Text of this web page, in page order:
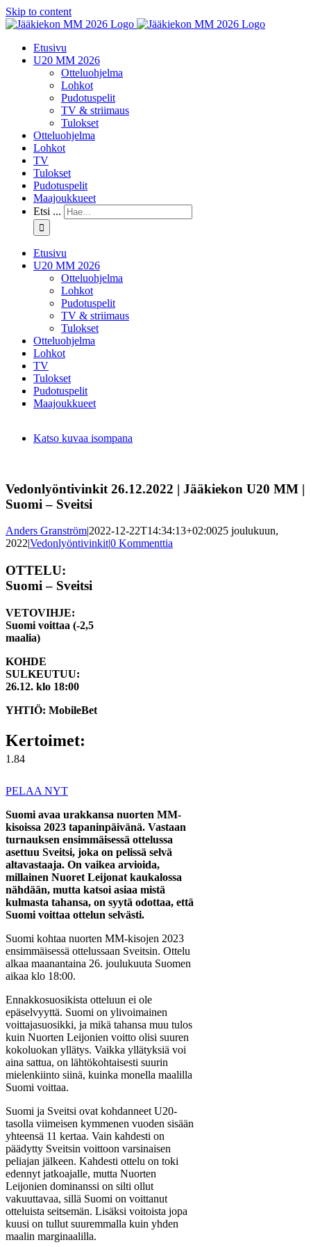
Skip to content
Etusivu
U20 MM 2026
Otteluohjelma
Lohkot
Pudotuspelit
TV & striimaus
Tulokset
Otteluohjelma
Lohkot
TV
Tulokset
Pudotuspelit
Maajoukkueet
Etsi ...
Etusivu
U20 MM 2026
Otteluohjelma
Lohkot
Pudotuspelit
TV & striimaus
Tulokset
Otteluohjelma
Lohkot
TV
Tulokset
Pudotuspelit
Maajoukkueet
Katso kuvaa isompana
Vedonlyöntivinkit 26.12.2022 | Jääkiekon U20 MM |
Suomi – Sveitsi
Anders Granström|2022-12-22T14:34:13+02:0025 joulukuun,
2022|Vedonlyöntivinkit|0 Kommenttia
OTTELU:
Suomi – Sveitsi
VETOVIHJE:
Suomi voittaa (-2,5
maalia)
KOHDE
SULKEUTUU:
26.12. klo 18:00
YHTIÖ: MobileBet
Kertoimet:
1.84
PELAA NYT
Suomi avaa urakkansa nuorten MM-
kisoissa 2023 tapaninpäivänä. Vastaan
turnauksen ensimmäisessä ottelussa
asettuu Sveitsi, joka on pelissä selvä
altavastaaja. On vaikea arvioida,
millainen Nuoret Leijonat kaukalossa
nähdään, mutta katsoi asiaa mistä
kulmasta tahansa, on syytä odottaa, että
Suomi voittaa ottelun selvästi.
Suomi kohtaa nuorten MM-kisojen 2023
ensimmäisessä ottelussaan Sveitsin. Ottelu
alkaa maanantaina 26. joulukuuta Suomen
aikaa klo 18:00.
Ennakkosuosikista otteluun ei ole
epäselvyyttä. Suomi on ylivoimainen
voittajasuosikki, ja mikä tahansa muu tulos
kuin Nuorten Leijonien voitto olisi suuren
kokoluokan yllätys. Vaikka yllätyksiä voi
aina sattua, on lähtökohtaisesti suurin
mielenkiinto siinä, kuinka monella maalilla
Suomi voittaa.
Suomi ja Sveitsi ovat kohdanneet U20-
tasolla viimeisen kymmenen vuoden sisään
yhteensä 11 kertaa. Vain kahdesti on
päädytty Sveitsin voittoon varsinaisen
peliajan jälkeen. Kahdesti ottelu on toki
edennyt jatkoajalle, mutta Nuorten
Leijonien dominanssi on silti ollut
vakuuttavaa, sillä Suomi on voittanut
otteluista seitsemän. Lisäksi voitoista jopa
kuusi on tullut suuremmalla kuin yhden
maalin marginaalilla.